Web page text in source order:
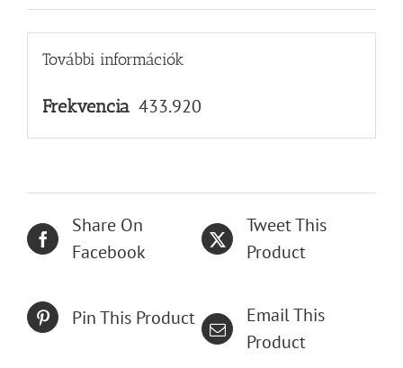
További információk
Frekvencia 433.920
Share On
Facebook
Tweet This
Product
Pin This Product
Email This
Product